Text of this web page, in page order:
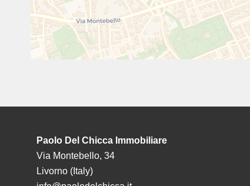
Paolo Del Chicca Immobiliare
Via Montebello, 34
Livorno (Italy)